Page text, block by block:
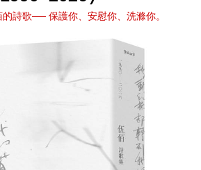
詩歌── 保護你、安慰你、洗滌你。